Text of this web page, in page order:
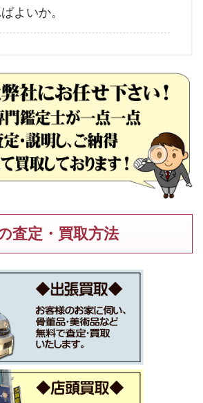
よいか。
査定・買取方法